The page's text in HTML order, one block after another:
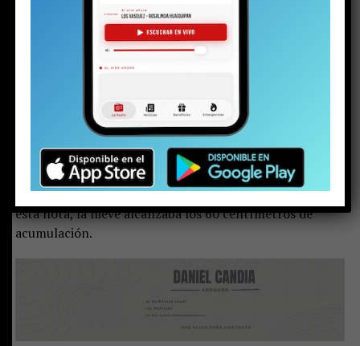
la principal amenaza, con ráfagas que podrían
alcanzar los 90 kilómetros por hora.
(Apoya el periodismo local e independiente
El aviso de nevada del pronóstico se cumplió.
fenómeno climático comenzó la tarde del viernes, se
intensificó durante la madrugada del sábado y, ya
por la mañana, el manto blanco cubría gran parte
del Pucón rural.En los sectores más altos, al cierre de
esta nota, la nieve alcanzaba los 60 centímetros de
acumulación.